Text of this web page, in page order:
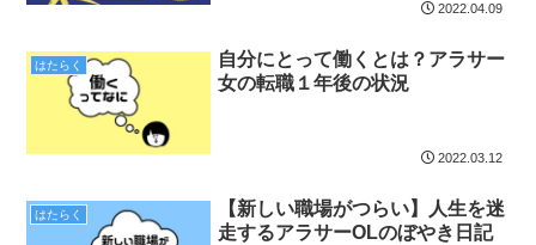
2022.04.09
はたらく
自分にとって働くとは？アラサー
女の転職１年後の状況
2022.03.12
はたらく
【新しい職場がつらい】人生を迷
走するアラサーOLのぼやき日記